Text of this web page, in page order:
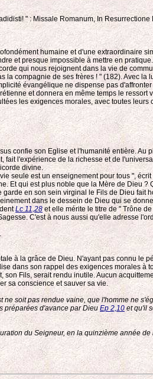
" : Missale Romanum, In
humaine et d'une extraordinaire
et presque impossible à mettre en
qui nous rejoignent dans la vie de
compagnie de ses frères ! " (182). Avec
évangélique ne dispense pas
et donnera en même temps le
les exigences morales, avec toutes
confie son Eglise et l'humanité entière.
fait l'expérience de la richesse et de
divine.
seule est un enseignement pour tous ",
Et qui est plus noble que la Mère de Dieu
en son sein virginal le Fils de Dieu
dans le dessein de Dieu qui se
Lc 11,28et elle mérite le titre de " Trône
C'est à nous aussi qu'elle adresse
à la grâce de Dieu. N'ayant pas connu
dans son rappel des exigences morales
Fils, serait rendu inutile. Aucun
sa conscience et sauver sa vie.
soit pas rendue vaine, que l'homme ne
préparées d'avance par DieuEp 2,10 et qu'il
du Seigneur, en la quinzième année de